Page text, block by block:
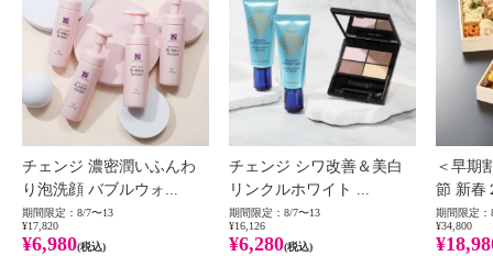
チェンジ 濃密潤いふんわ
り泡洗顔 バブルウォ...
期間限定：8/7〜13
¥17,820
¥6,980(税込)
チェンジ シワ改善＆美白
リンクルホワイト ...
期間限定：8/7〜13
¥16,126
¥6,280(税込)
＜早期
節 新春
期間限定：
¥34,800